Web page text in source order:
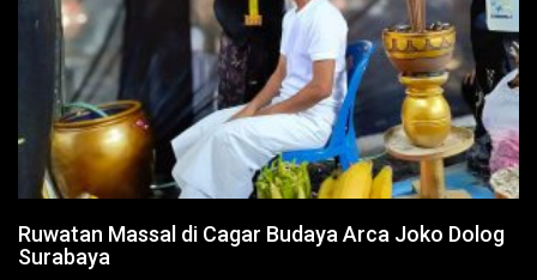
Ruwatan Massal di Cagar Budaya Arca Joko Dolog
Surabaya